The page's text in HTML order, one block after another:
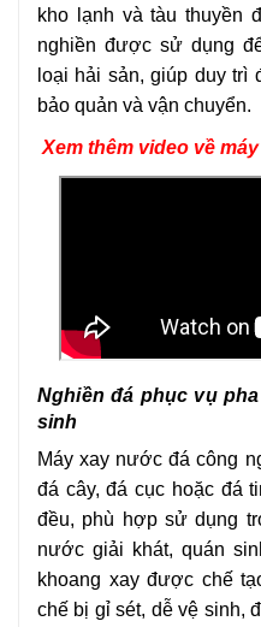
kho lạnh và tàu thuyền
nghiền được sử dụng
loại hải sản, giúp duy trì
bảo quản và vận chuyển.
Xem thêm video về
Nghiền đá phục vụ
sinh
Máy xay nước đá công
đá cây, đá cục hoặc đá
đều, phù hợp sử dụng
nước giải khát, quán
khoang xay được chế
chế bị gỉ sét, dễ vệ sinh,